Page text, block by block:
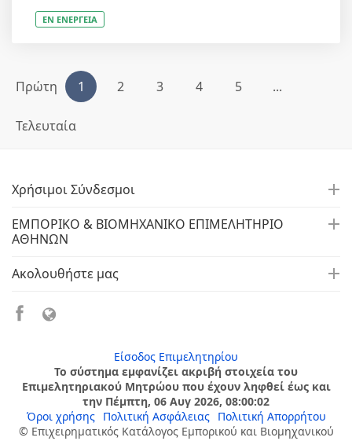
ΕΝ ΕΝΕΡΓΕΙΑ
Πρώτη 1 2 3 4 5 ...
Τελευταία
Χρήσιμοι Σύνδεσμοι
ΕΜΠΟΡΙΚΟ & ΒΙΟΜΗΧΑΝΙΚΟ ΕΠΙΜΕΛΗΤΗΡΙΟ
ΑΘΗΝΩΝ
Ακολουθήστε μας
Είσοδος Επιμελητηρίου
Το σύστημα εμφανίζει ακριβή στοιχεία του
Επιμελητηριακού Μητρώου που έχουν ληφθεί έως και
την Πέμπτη, 06 Αυγ 2026, 08:00:02
Όροι χρήσης
Πολιτική Ασφάλειας
Πολιτική Απορρήτου
© Επιχειρηματικός Κατάλογος Εμπορικού και Βιομηχανικού